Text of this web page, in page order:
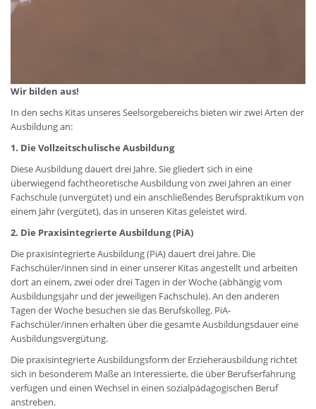
Wir bilden aus!
In den sechs Kitas unseres Seelsorgebereichs bieten wir zwei Arten der
Ausbildung an:
1. Die Vollzeitschulische Ausbildung
Diese Ausbildung dauert drei Jahre. Sie gliedert sich in eine
überwiegend fachtheoretische Ausbildung von zwei Jahren an einer
Fachschule (unvergütet) und ein anschließendes Berufspraktikum von
einem Jahr (vergütet), das in unseren Kitas geleistet wird.
2. Die Praxisintegrierte Ausbildung (PiA)
Die praxisintegrierte Ausbildung (PiA) dauert drei Jahre. Die
Fachschüler/innen sind in einer unserer Kitas angestellt und arbeiten
dort an einem, zwei oder drei Tagen in der Woche (abhängig vom
Ausbildungsjahr und der jeweiligen Fachschule). An den anderen
Tagen der Woche besuchen sie das Berufskolleg. PiA-
Fachschüler/innen erhalten über die gesamte Ausbildungsdauer eine
Ausbildungsvergütung.
Die praxisintegrierte Ausbildungsform der Erzieherausbildung richtet
sich in besonderem Maße an Interessierte, die über Berufserfahrung
verfügen und einen Wechsel in einen sozialpädagogischen Beruf
anstreben.